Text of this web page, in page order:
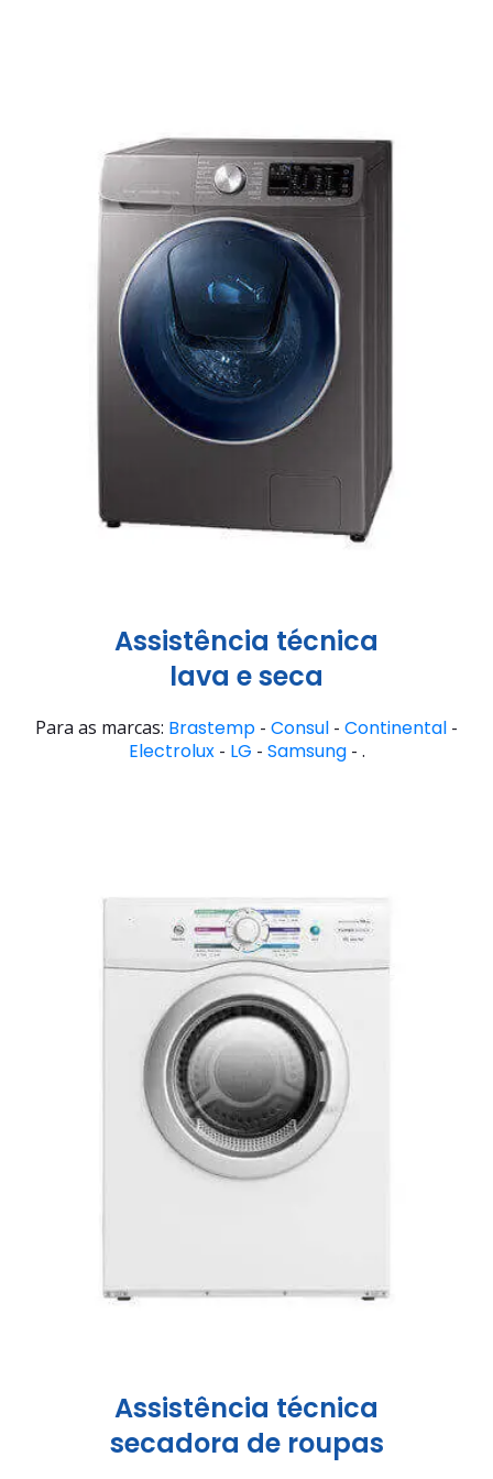
Assistência técnica
lava e seca
Para as marcas: Brastemp - Consul - Continental -
Electrolux- LG - Samsung- .
Assistência técnica
secadora de roupas